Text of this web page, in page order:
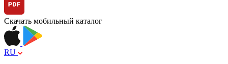
Скачать мобильный каталог
RU